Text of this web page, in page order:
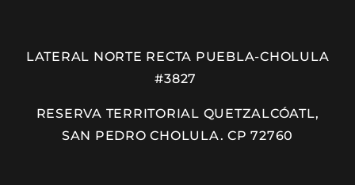
LATERAL NORTE RECTA PUEBLA-CHOLULA
#3827
RESERVA TERRITORIAL QUETZALCÓATL,
SAN PEDRO CHOLULA. CP 72760